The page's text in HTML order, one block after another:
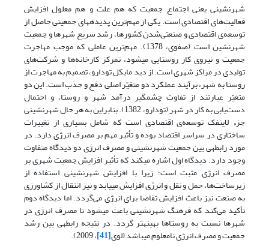
شهرنشینی یعنی اجتماع جمعیت که هم علت و هم معلول افزایش
فعالیت‌های اقتصادی است. یکی از مهم‌ترین پدیده­های جمعیتی حاصل از
توسعه‌ی اقتصادی و صنعتی‌شدن کشورها، رشد سریع شهرها و جمعیت
شهرنشین است (صفوی، 1378). مهم‌ترین عاملی که موجب مهاجرت
جمعیت و نیروی کار روستایی می­شود، تمرکز کارخانه‌ها و شرکت‌های
تولیدی در مراکز شهری است. از دید مایکل تودارو، تصمیم به مهاجرت از
روستا به شهر، برآیند عملکرد دو متغیّر اصلی دفع و جذب است. این دو
متغیّر عبارتند از تفاوت چشمگیر درآمد شهر و روستا، و احتمال
دست‌یابی به کار در شهر (تودارو، 1382). بنابراین به هر حال شهرنشینی
جزء لاینفک توسعه‌ی اقتصادی است که شامل بسیاری از تغییرات
ساختاری در سراسر اقتصاد بوده و تأثیر مهم بر مصرف انرژی دارد. در
مورد رابطه­ی بین جمعیت شهرنشینی و مصرف انرژی دو دیدگاه متفاوت
وجود دارد. دیدگاه اول اشاره می­کند که تأثیر افزایش جمعیت شهری بر
مصرف انرژی مثبت است؛ زیرا با افزایش شهرنشینی استفاده از
زیرساخت‌ها، حمل و نقل و انرژی افزایش می­یابد و نیز انتقال از کشاورزی
به صنعت نیز باعث افزایش تقاضا برای انرژی می‌گردد. اما دیدگاه دوم
تأکید می‌کند که فرهنگ شهرنشینی باعث می­شود تا مصرف انرژی در
شهرها نسبت به روستاها بهینه­تر گردد. در نتیجه رابطه­ی بین رشد
جمعیت و مصرف انرژی نامعلوم می­باشد (لوی[41]
، 2009).